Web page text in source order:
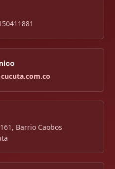
Barrio Caobos